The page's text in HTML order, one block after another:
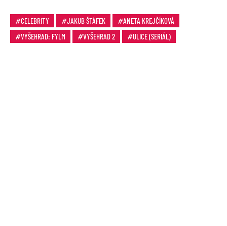
CELEBRITY JAKUB ŠTÁFEK
ANETA KREJČÍKOVÁ
VYŠEHRAD: FYLM
VYŠEHRAD 2 ULICE (SERIÁL)